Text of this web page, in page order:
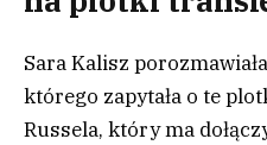
Sara Kalisz
którego zapytała o te
Russela, który ma